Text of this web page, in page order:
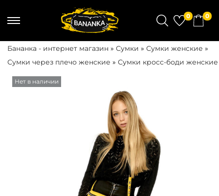
П
е
е
т
и
к
н
а
в
г
П
е
е
т
и
к
с
о
д
р
0 0
Бананка - интернет магазин » Сумки » Сумки женские »
Сумки через плечо женские » Сумки кросс-боди женские
Нет в наличии